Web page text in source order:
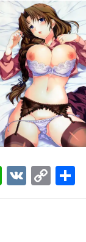
WhatsApp
VK Copy